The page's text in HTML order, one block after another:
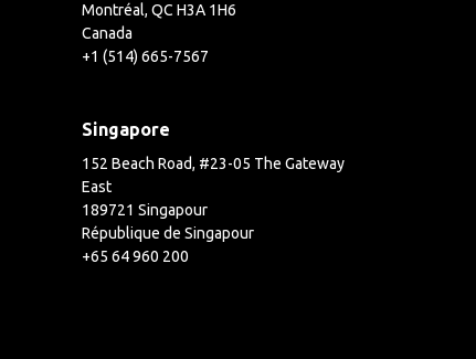
Montréal, QC H3A 1H6
Canada
+1 (514) 665-7567
Singapore
152 Beach Road, #23-05 The Gateway
East
189721 Singapour
République de Singapour
+65 64 960 200